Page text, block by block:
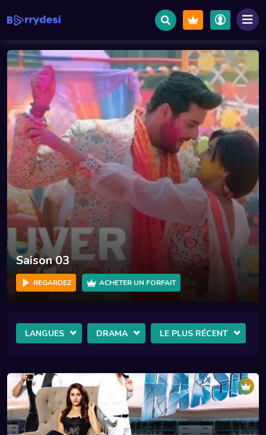
ACHETER UN FORFAIT
saison 3 dès le
LANGUES DRAMA LE PLUS RÉCENT